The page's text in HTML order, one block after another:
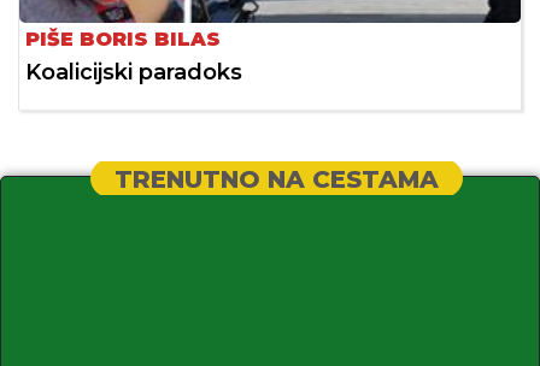
PIŠE BORIS BILAS
Koalicijski paradoks
TRENUTNO NA CESTAMA